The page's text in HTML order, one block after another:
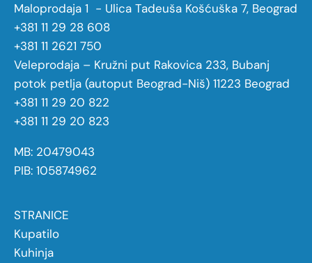
Maloprodaja 1 - Ulica Tadeuša Košćuška 7, Beograd
+381 11 29 28 608
+381 11 2621 750
Veleprodaja – Kružni put Rakovica 233, Bubanj
potok petlja (autoput Beograd-Niš) 11223 Beograd
+381 11 29 20 822
+381 11 29 20 823
MB: 20479043
PIB: 105874962
STRANICE
Kupatilo
Kuhinja